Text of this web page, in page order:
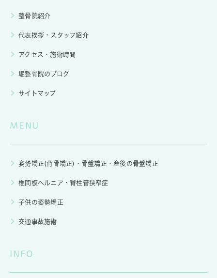
整骨院紹介
代表挨拶・スタッフ紹介
アクセス・施術時間
堀整骨院のブログ
サイトマップ
MENU
姿勢矯正(背骨矯正)・骨盤矯正・産後の骨盤矯正
椎間板ヘルニア・脊柱管狭窄症
子供の姿勢矯正
交通事故施術
INFO